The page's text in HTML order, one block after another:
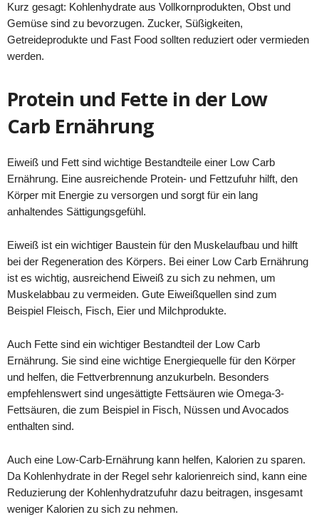
Kurz gesagt: Kohlenhydrate aus Vollkornprodukten, Obst und
Gemüse sind zu bevorzugen. Zucker, Süßigkeiten,
Getreideprodukte und Fast Food sollten reduziert oder vermieden
werden.
Protein und Fette in der Low
Carb Ernährung
Eiweiß und Fett sind wichtige Bestandteile einer Low Carb
Ernährung. Eine ausreichende Protein- und Fettzufuhr hilft, den
Körper mit Energie zu versorgen und sorgt für ein lang
anhaltendes Sättigungsgefühl.
Eiweiß ist ein wichtiger Baustein für den Muskelaufbau und hilft
bei der Regeneration des Körpers. Bei einer Low Carb Ernährung
ist es wichtig, ausreichend Eiweiß zu sich zu nehmen, um
Muskelabbau zu vermeiden. Gute Eiweißquellen sind zum
Beispiel Fleisch, Fisch, Eier und Milchprodukte.
Auch Fette sind ein wichtiger Bestandteil der Low Carb
Ernährung. Sie sind eine wichtige Energiequelle für den Körper
und helfen, die Fettverbrennung anzukurbeln. Besonders
empfehlenswert sind ungesättigte Fettsäuren wie Omega-3-
Fettsäuren, die zum Beispiel in Fisch, Nüssen und Avocados
enthalten sind.
Auch eine Low-Carb-Ernährung kann helfen, Kalorien zu sparen.
Da Kohlenhydrate in der Regel sehr kalorienreich sind, kann eine
Reduzierung der Kohlenhydratzufuhr dazu beitragen, insgesamt
weniger Kalorien zu sich zu nehmen.